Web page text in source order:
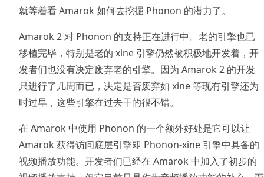
就等着看 Amarok 如何去挖掘 Phonon 的潜力了。
Amarok 2 对 Phonon 的支持正在进行中。老的引擎也已
移植完毕，特别是老的 xine 引擎仍然被积极地开发着，开
发者们也没有决定废弃老的引擎。因为 Amarok 2 的开发
只进行了几周而已，决定是否废弃如 xine 等现有引擎还为
时过早，这些引擎在过去干的很不错。
在 Amarok 中使用 Phonon 的一个额外好处是它可以让
Amarok 获得访问底层引擎即 Phonon-xine 引擎中具备的
视频播放功能。开发者们已经在 Amarok 中加入了初步的